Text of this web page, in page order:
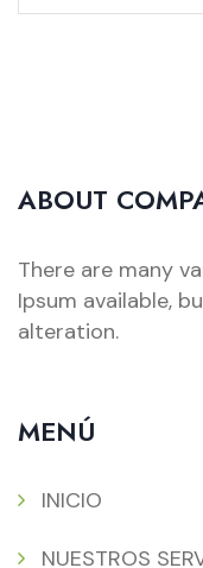
ABOUT
There are many
Ipsum available,
alteration.
MENÚ
INICIO
NUESTROS